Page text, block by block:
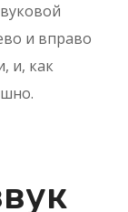
и вправо
и, как